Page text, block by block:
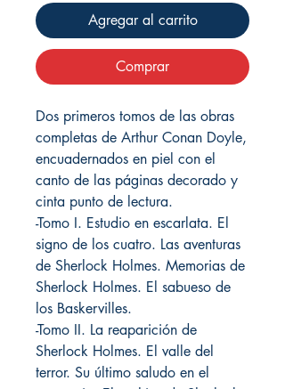
Agregar al carrito
Comprar
Dos primeros tomos de las obras
completas de Arthur Conan Doyle,
encuadernados en piel con el
canto de las páginas decorado y
cinta punto de lectura.
-Tomo I. Estudio en escarlata. El
signo de los cuatro. Las aventuras
de Sherlock Holmes. Memorias de
Sherlock Holmes. El sabueso de
los Baskervilles.
-Tomo II. La reaparición de
Sherlock Holmes. El valle del
terror. Su último saludo en el